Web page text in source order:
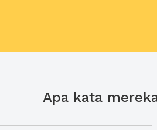
Apa kata